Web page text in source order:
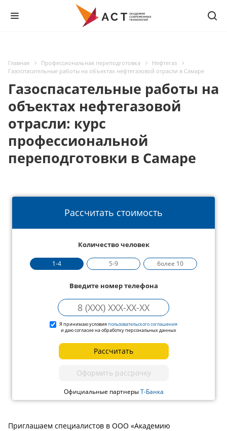
Главная Профессиональная переподготовка
Нефтегаз
Газоспасательные работы на объектах нефтегазовой отрасли в Самаре
Газоспасательные работы на
объектах нефтегазовой
отрасли: курс
профессиональной
переподготовки в Самаре
Рассчитать стоимость
Количество человек
1-4 5-9 более 10
Введите номер телефона
Я принимаю условияпользовательского соглашения
и даю согласие на обработку персональных данных
Рассчитать
Оформить рассрочку
Официальные партнерыТ-Банка
Приглашаем специалистов в ООО «Академию